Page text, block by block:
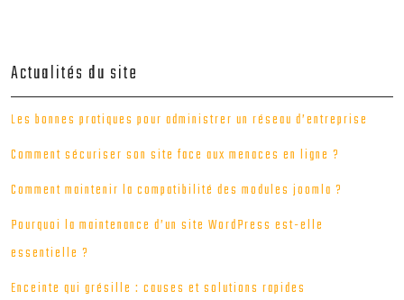
Actualités du site
Les bonnes pratiques pour administrer un réseau d’entreprise
Comment sécuriser son site face aux menaces en ligne ?
Comment maintenir la compatibilité des modules joomla ?
Pourquoi la maintenance d’un site WordPress est-elle
essentielle ?
Enceinte qui grésille : causes et solutions rapides